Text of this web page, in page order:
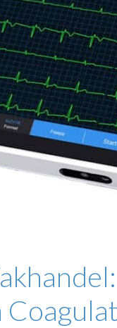
OPINIE
PRAKTIJKZAKEN
TARIEVEN
VPHUISARTSEN